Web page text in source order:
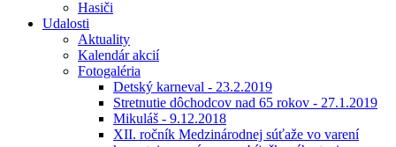
Hasiči
Udalosti
Aktuality
Kalendár akcií
Fotogaléria
Detský karneval - 23.2.2019
Stretnutie dôchodcov nad 65 rokov - 27.1.2019
Mikuláš - 9.12.2018
XII. ročník Medzinárodnej súťaže vo varení